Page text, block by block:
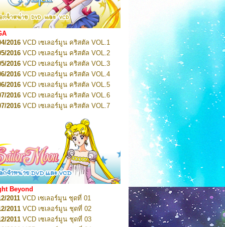
1
Pretty Guardian Sailor Moon Eternal
2
Pretty Guardian Sailor Moon Eternal
3
Pretty Guardian Sailor Moon Eternal
4
Pretty Guardian Sailor Moon Eternal
5
Pretty Guardian Sailor Moon Eternal
6
Pretty Guardian Sailor Moon Eternal
7
Pretty Guardian Sailor Moon Eternal
Pretty Guardian Sailor Moon Eternal
Pretty Guardian Sailor Moon Eternal
10
2026Code Name: Sailor V 1
2026Code Name: Sailor V 2
2016 VCD เซเลอร์มูน คริสตัล VOL.1
2016 VCD เซเลอร์มูน คริสตัล VOL.2
2016 VCD เซเลอร์มูน คริสตัล VOL.3
2016 VCD เซเลอร์มูน คริสตัล VOL.4
2016 VCD เซเลอร์มูน คริสตัล VOL.5
2016 VCD เซเลอร์มูน คริสตัล VOL.6
2016 VCD เซเลอร์มูน คริสตัล VOL.7
VCD เซเลอร์มูน คริสตัล VOL.9
VCD เซเลอร์มูน คริสตัล VOL.10
2016
VCD เซเลอร์มูน คริสตัล VOL.11
2016VCD เซเลอร์มูน คริสตัล VOL.12
2016VCD เซเลอร์มูน คริสตัล VOL.13
2016 DVD เซเลอร์มูน คริสตัล VOL.1
2016DVD เซเลอร์มูน คริสตัล VOL.2
2016 DVD เซเลอร์มูน คริสตัล VOL.3
2016 DVD เซเลอร์มูน คริสตัล VOL.4
2016 DVD เซเลอร์มูน คริสตัล VOL.5
Beyond
2011 VCD เซเลอร์มูน ชุดที่ 01
2011 VCD เซเลอร์มูน ชุดที่ 02
2011 VCD เซเลอร์มูน ชุดที่ 03